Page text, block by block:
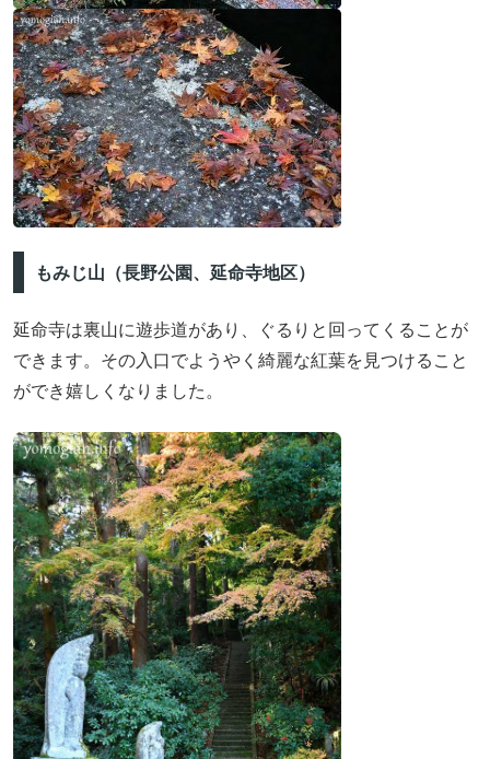
もみじ山（長野公園、延命寺地区）
延命寺は裏山に遊歩道があり、ぐるりと回ってくることが
できます。その入口でようやく綺麗な紅葉を見つけること
ができ嬉しくなりました。